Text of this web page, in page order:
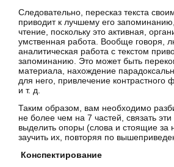
Следовательно, пересказ текста
приводит к лучшему его
чтение, поскольку это активная,
умственная работа. Вообще говоря,
аналитическая работа с текстом
запоминанию. Это может быть
материала, нахождение
для него, привлечение контрастного
и т. д.
Таким образом, вам необходимо
не более чем на 7 частей, связать
выделить опоры (слова и стоящие за
заучить их, повторяя по
Конспектирование